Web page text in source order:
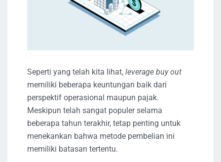
Seperti yang telah kita lihat, leverage buy out
memiliki beberapa keuntungan baik dari
perspektif operasional maupun pajak.
Meskipun telah sangat populer selama
beberapa tahun terakhir, tetap penting untuk
menekankan bahwa metode pembelian ini
memiliki batasan tertentu.